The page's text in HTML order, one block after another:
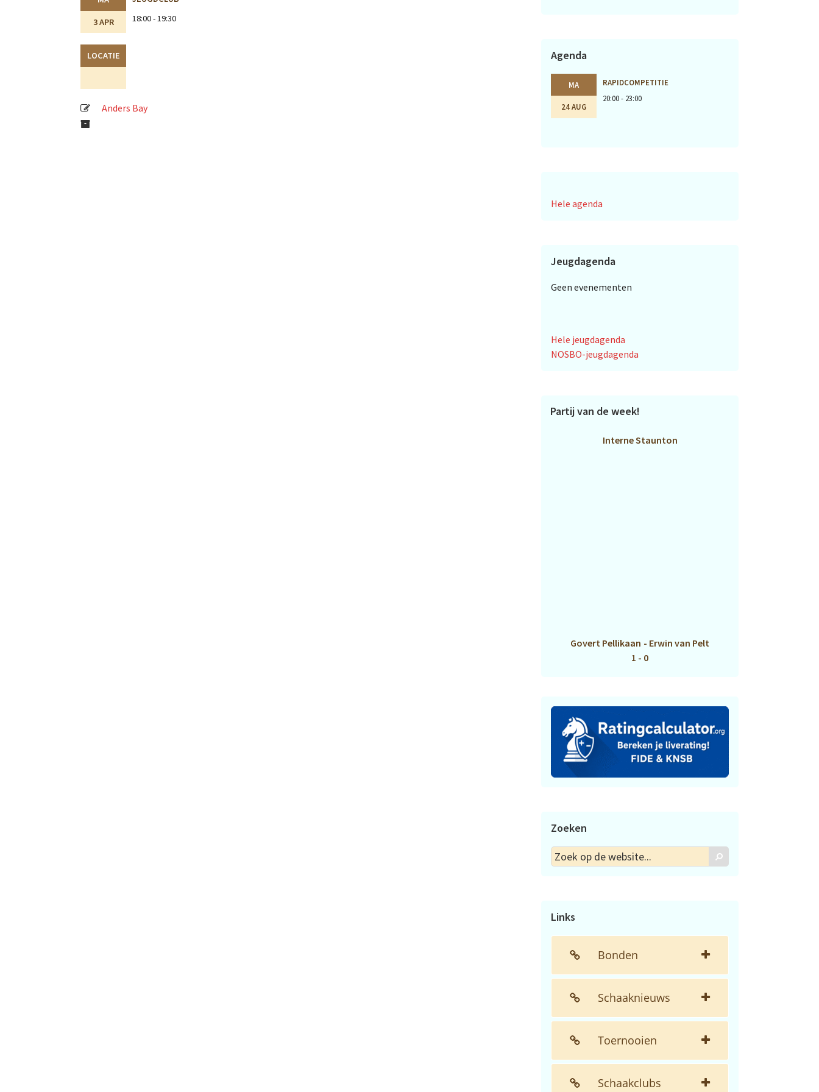
3 APR
18:00 - 19:30
LOCATIE
Anders Bay
Agenda
MA
24 AUG
RAPIDCOMPETITIE
20:00 - 23:00
Hele agenda
Jeugdagenda
Geen evenementen
Hele jeugdagenda
NOSBO-jeugdagenda
Partij van de week!
Interne Staunton
Govert Pellikaan - Erwin van Pelt
1 - 0
Zoeken
Zoek
op
Zoek
Links
Bonden
Schaaknieuws
Toernooien
Schaakclubs